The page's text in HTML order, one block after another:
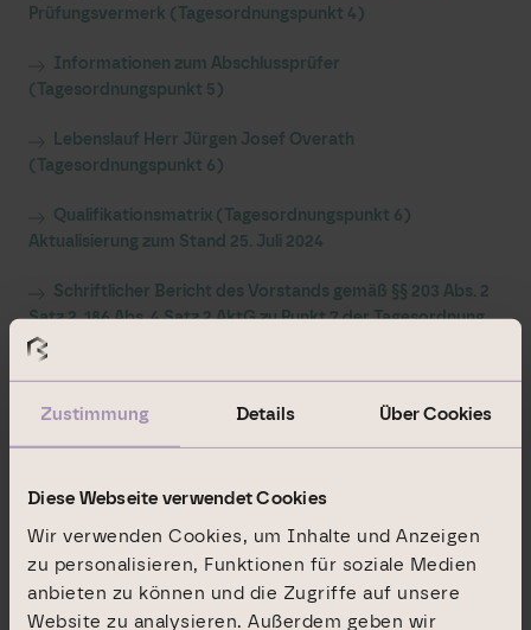
Zustimmung Details Über Cookies
Diese Webseite verwendet Cookies
Wir verwenden Cookies, um Inhalte und Anzeigen
zu personalisieren, Funktionen für soziale Medien
anbieten zu können und die Zugriffe auf unsere
Website zu analysieren. Außerdem geben wir
Prüfungsvermerk (Tagesordnungspunkt 4)
Informationen zum Abschlussprüfer
(Tagesordnungspunkt 5)
Lebenslauf Herr Jürgen Josef Overath
(Tagesordnungspunkt 6)
Qualifikationsmatrix (Tagesordnungspunkt 6)
Aktualisierung zum Stand 25. Juli 2024
Schriftlicher Bericht des Vorstands gemäß §§ 203 Abs. 2
Satz 2, 186 Abs. 4 Satz 2 AktG zu Punkt 7 der Tagesordnung
über die Gründe für die Ermächtigung des Vorstands, das
Weitere Informationen
Informationen gem. Tabelle 3 A bis F des Anhangs der EU-
Durchführungsverordnung 2018/1212